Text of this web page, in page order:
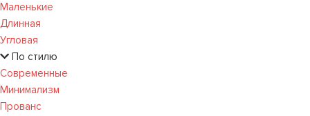
Маленькие
Длинная
Угловая
По стилю
Современные
Минимализм
Прованс